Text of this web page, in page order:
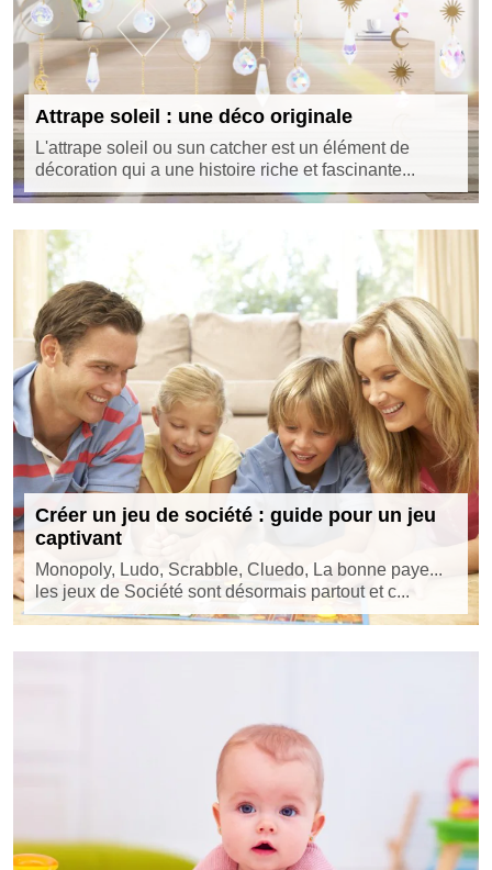
Attrape soleil : une déco originale
L'attrape soleil ou sun catcher est un élément de
décoration qui a une histoire riche et fascinante...
Créer un jeu de société : guide pour un jeu
captivant
Monopoly, Ludo, Scrabble, Cluedo, La bonne paye...
les jeux de Société sont désormais partout et c...